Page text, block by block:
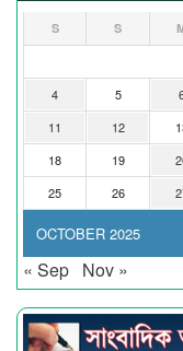
OCTOBER 2025
S S
4
5
11
12
18
19
25
26
« Sep Nov »